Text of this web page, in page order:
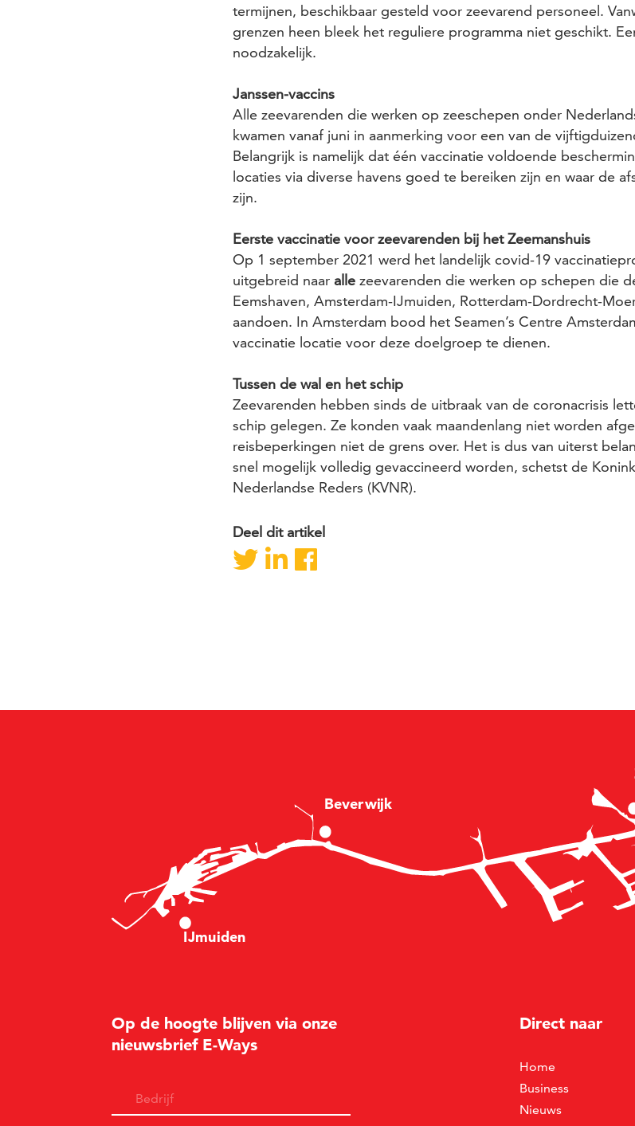
termijnen, beschikbaar gesteld voor zeevarend personeel.
grenzen heen bleek het reguliere programma niet geschikt.
noodzakelijk.
Janssen-vaccins
Alle zeevarenden die werken op zeeschepen onder
kwamen vanaf juni in aanmerking voor een van de
Belangrijk is namelijk dat één vaccinatie voldoende
locaties via diverse havens goed te bereiken zijn en waar de
zijn.
Eerste vaccinatie voor zeevarenden bij het Zeemanshuis
Op 1 september 2021 werd het landelijk covid-19
uitgebreid naar alle zeevarenden die werken op schepen die
Eemshaven, Amsterdam-IJmuiden, Rotterdam-Dordrecht-
aandoen. In Amsterdam bood het Seamen’s Centre
vaccinatie locatie voor deze doelgroep te dienen.
Tussen de wal en het schip
Zeevarenden hebben sinds de uitbraak van de coronacrisis
schip gelegen. Ze konden vaak maandenlang niet worden
reisbeperkingen niet de grens over. Het is dus van uiterst
snel mogelijk volledig gevaccineerd worden, schetst de
Nederlandse Reders (KVNR).
Deel dit artikel
IJmuiden
Beverwijk
Op de hoogte blijven via onze
nieuwsbrief E-Ways
Direct naar
Home
Business
Nieuws